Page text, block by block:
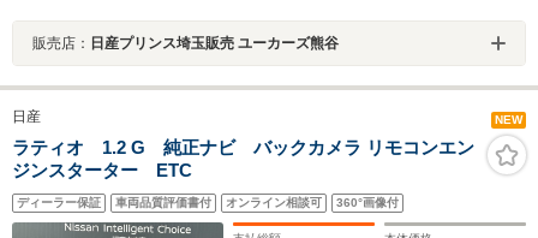
販売店： 日産プリンス埼玉販売 ユーカーズ熊谷
日産 NEW
ラティオ 1.2 G 純正ナビ バックカメラ リモコンエン
ジンスターター ETC
ディーラー保証 車両品質評価書付 オンライン相談可 360°画像付